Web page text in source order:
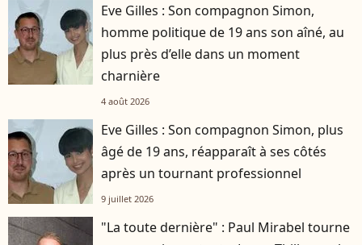
Eve Gilles : Son compagnon Simon,
homme politique de 19 ans son aîné, au
plus près d’elle dans un moment
charnière
4 août 2026
Eve Gilles : Son compagnon Simon, plus
âgé de 19 ans, réapparaît à ses côtés
après un tournant professionnel
9 juillet 2026
"La toute dernière" : Paul Mirabel tourne